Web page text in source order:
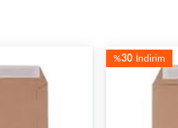
%30 İndirim